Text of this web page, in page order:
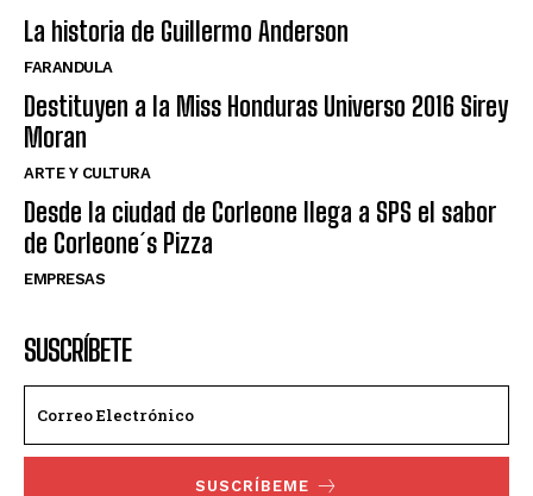
La historia de Guillermo Anderson
FARANDULA
Destituyen a la Miss Honduras Universo 2016 Sirey
Moran
ARTE Y CULTURA
Desde la ciudad de Corleone llega a SPS el sabor
de Corleone´s Pizza
EMPRESAS
SUSCRÍBETE
SUSCRÍBEME